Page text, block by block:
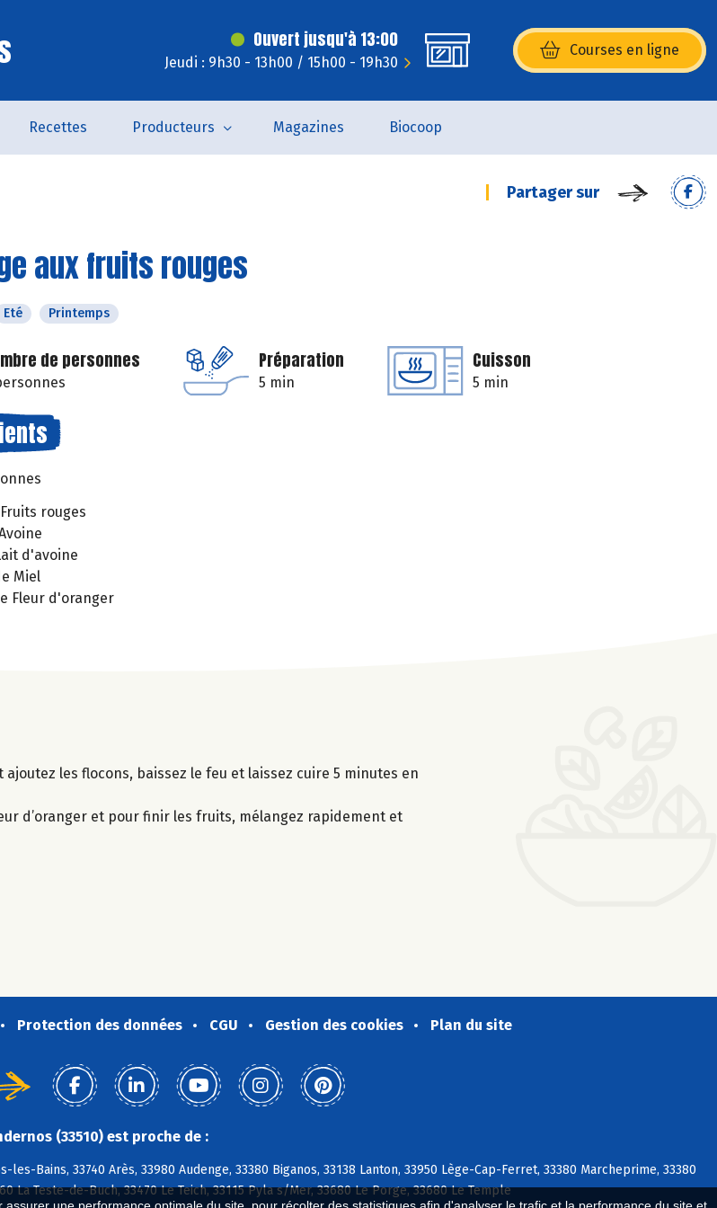
Ouvert jusqu'à 13:00
Jeudi : 9h30 - 13h00 / 15h00 - 19h30
Courses en ligne
(s’ouvre dans une nouvelle
Recettes Producteurs Magazines Biocoop
Partager sur
aux fruits rouges
Eté Printemps
de personnes Préparation
5 min
Cuisson
5 min
rouges
d'avoine
Miel
Fleur d'oranger
les flocons, baissez le feu et laissez cuire 5 minutes en
d’oranger et pour finir les fruits, mélangez rapidement et
Protection des données CGU Gestion des cookies Plan du site
(33510) est proche de :
les-Bains, 33740 Arès, 33980 Audenge, 33380 Biganos, 33138 Lanton, 33950 Lège-Cap-Ferret, 33380 Marcheprime, 33380
La Teste-de-Buch, 33470 Le Teich, 33115 Pyla s/Mer, 33680 Le Porge, 33680 Le Temple